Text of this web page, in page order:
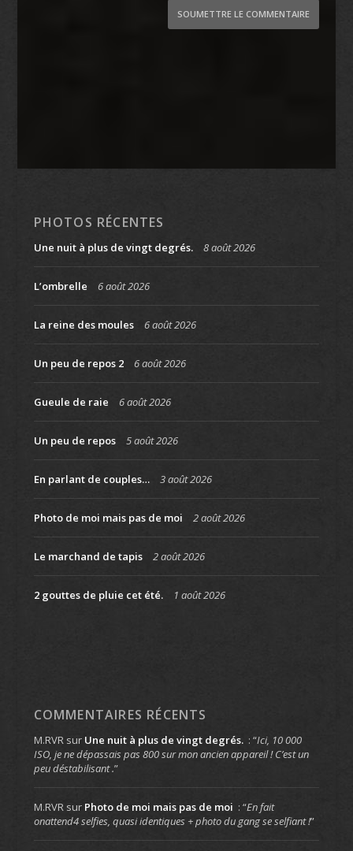
SOUMETTRE LE COMMENTAIRE
PHOTOS RÉCENTES
Une nuit à plus de vingt degrés. 8 août 2026
L’ombrelle 6 août 2026
La reine des moules 6 août 2026
Un peu de repos 2 6 août 2026
Gueule de raie 6 août 2026
Un peu de repos 5 août 2026
En parlant de couples… 3 août 2026
Photo de moi mais pas de moi 2 août 2026
Le marchand de tapis 2 août 2026
2 gouttes de pluie cet été. 1 août 2026
COMMENTAIRES RÉCENTS
M.RVRsur Une nuit à plus de vingt degrés. : “Ici, 10 000
ISO, je ne dépassais pas 800 sur mon ancien appareil ! C’est un
peu déstabilisant .”
M.RVRsur Photo de moi mais pas de moi : “En fait
onattend4 selfies, quasi identiques + photo du gang se selfiant !”